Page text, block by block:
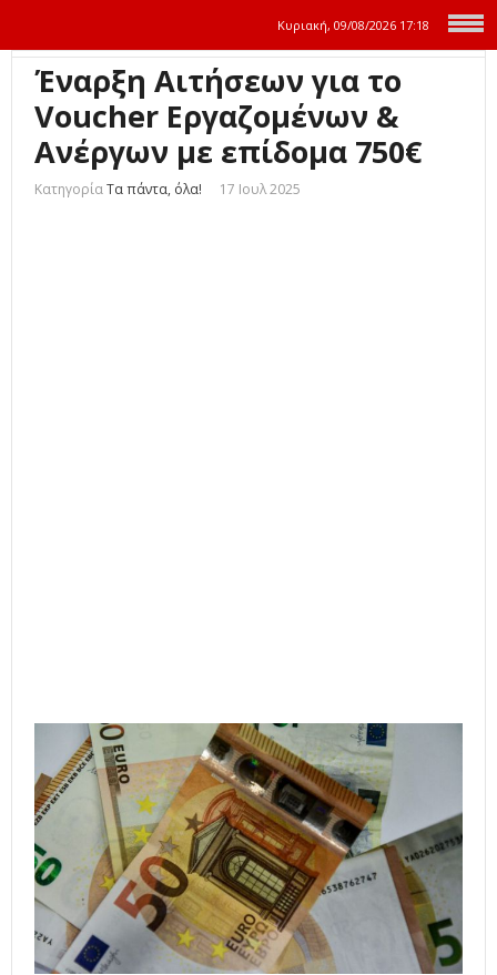
Κυριακή, 09/08/2026 17:18
Έναρξη Αιτήσεων για το
Voucher Εργαζομένων &
Ανέργων με επίδομα 750€
ΚατηγορίαΤα πάντα, όλα! 17 Ιουλ 2025